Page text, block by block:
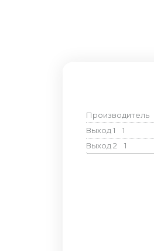
Производитель
Выход 1
1
Выход 2
1